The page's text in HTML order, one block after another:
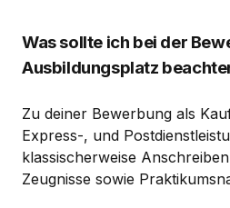
Was sollte ich bei der
Ausbildungsplatz
Zu deiner Bewerbung als
Express-, und
klassischerweise
Zeugnisse sowie